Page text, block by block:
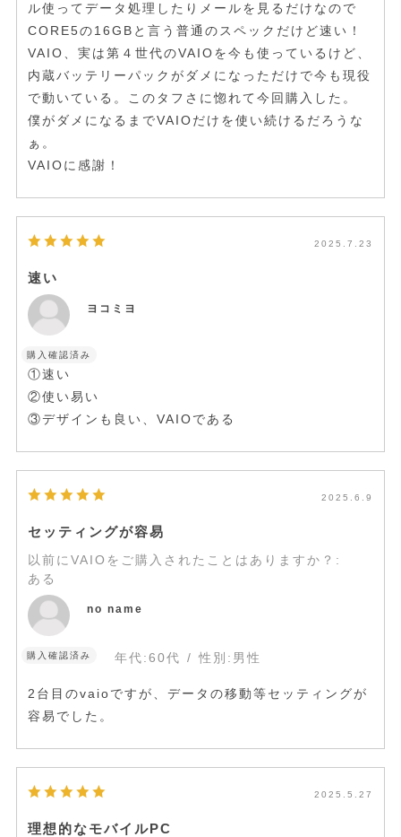
ル使ってデータ処理したりメールを見るだけなので
CORE5の16GBと言う普通のスペックだけど速い！
VAIO、実は第４世代のVAIOを今も使っているけど、
内蔵バッテリーパックがダメになっただけで今も現役
で動いている。このタフさに惚れて今回購入した。
僕がダメになるまでVAIOだけを使い続けるだろうな
ぁ。
VAIOに感謝！
2025.7.23
速い
ヨコミヨ
購入確認済み
①速い
②使い易い
③デザインも良い、VAIOである
2025.6.9
セッティングが容易
以前にVAIOをご購入されたことはありますか？ :
ある
no name
購入確認済み 年代:60代 性別: 男性
2台目のvaioですが、データの移動等セッティングが
容易でした。
2025.5.27
理想的なモバイルPC